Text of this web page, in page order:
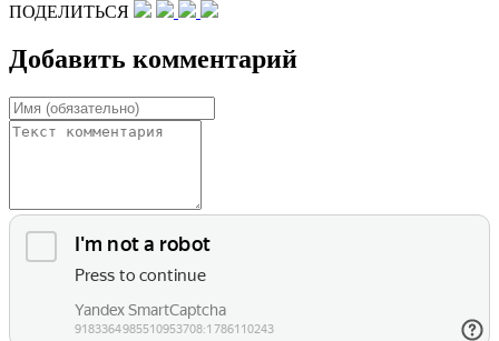
ПОДЕЛИТЬСЯ
Добавить комментарий